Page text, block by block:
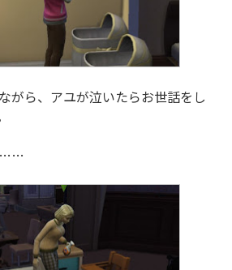
がら、アユが泣いたらお世話をし
……